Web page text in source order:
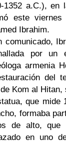
1352 a.C.),
este
Ibrahim.
comunicado,
por un
armenia
del
Kom al
que mide
formaba
de alto, que
en uno